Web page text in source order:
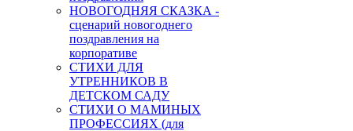
НОВОГОДНЯЯ СКАЗКА -
сценарий новогоднего
поздравления на
корпоративе
СТИХИ ДЛЯ
УТРЕННИКОВ В
ДЕТСКОМ САДУ
СТИХИ О МАМИНЫХ
ПРОФЕССИЯХ (для